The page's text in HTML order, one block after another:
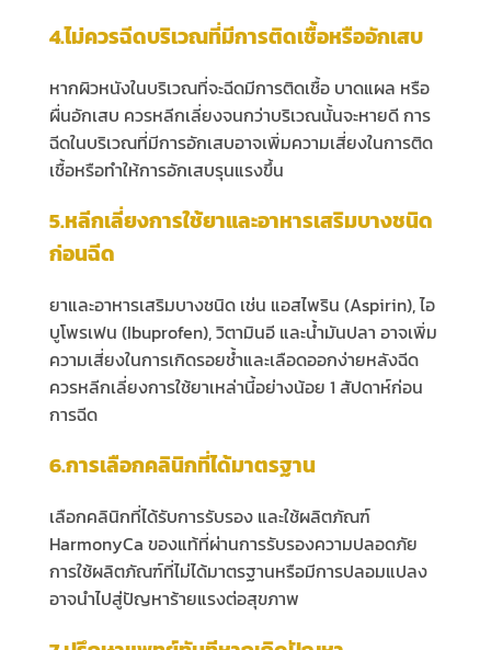
4.ไม่ควรฉีดบริเวณที่มีการติดเชื้อหรืออักเสบ
หากผิวหนังในบริเวณที่จะฉีดมีการติดเชื้อ บาดแผล หรือ
ผื่นอักเสบ ควรหลีกเลี่ยงจนกว่าบริเวณนั้นจะหายดี การ
ฉีดในบริเวณที่มีการอักเสบอาจเพิ่มความเสี่ยงในการติด
เชื้อหรือทำให้การอักเสบรุนแรงขึ้น
5.หลีกเลี่ยงการใช้ยาและอาหารเสริมบางชนิด
ก่อนฉีด
ยาและอาหารเสริมบางชนิด เช่น แอสไพริน (Aspirin), ไอ
บูโพรเฟน (Ibuprofen), วิตามินอี และน้ำมันปลา อาจเพิ่ม
ความเสี่ยงในการเกิดรอยช้ำและเลือดออกง่ายหลังฉีด
ควรหลีกเลี่ยงการใช้ยาเหล่านี้อย่างน้อย 1 สัปดาห์ก่อน
การฉีด
6.การเลือกคลินิกที่ได้มาตรฐาน
เลือกคลินิกที่ได้รับการรับรอง และใช้ผลิตภัณฑ์
HarmonyCa ของแท้ที่ผ่านการรับรองความปลอดภัย
การใช้ผลิตภัณฑ์ที่ไม่ได้มาตรฐานหรือมีการปลอมแปลง
อาจนำไปสู่ปัญหาร้ายแรงต่อสุขภาพ